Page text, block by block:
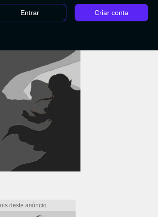
Entrar Criar conta